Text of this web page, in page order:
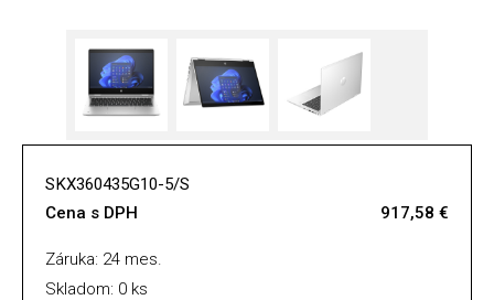
SKX360435G10-5/S
Cena s DPH
917,58 €
Záruka: 24 mes.
Skladom: 0 ks